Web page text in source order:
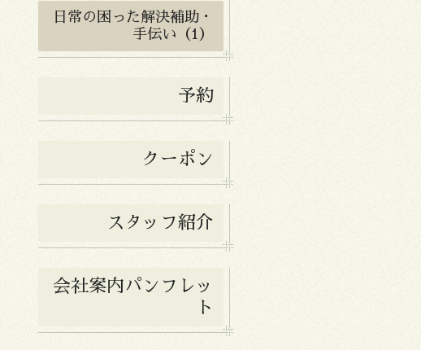
日常の困った解決補助・
手伝い（1）
予約
クーポン
スタッフ紹介
会社案内パンフレッ
ト